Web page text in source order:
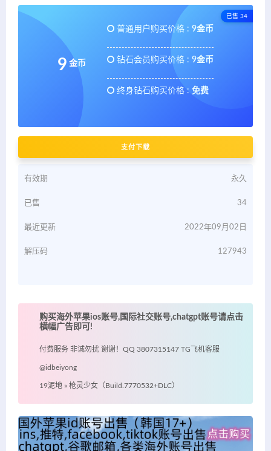
已售 34
9 金币
普通用户购买价格 : 9金币
钻石会员购买价格 : 9金币
终身钻石购买价格 : 免费
支付下载
有效期 永久
已售 34
最近更新 2022年09月02日
解压码 127943
购买海外苹果ios账号,国际社交账号,chatgpt账号请点击
横幅广告即可!
付费服务 非诚勿扰 谢谢！QQ 3807315147 TG飞机客服
@idbeiyong
19泥地 » 枪灵少女（Build.7770532+DLC）